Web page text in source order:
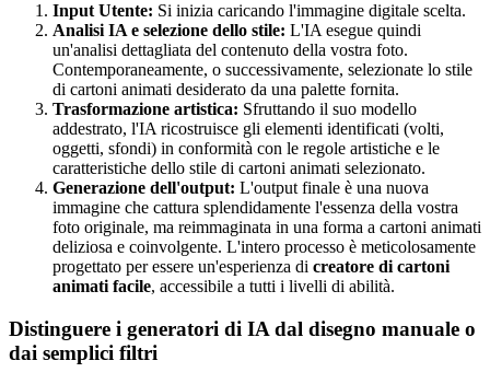
Input Utente: Si inizia caricando l'immagine digitale scelta.
Analisi IA e selezione dello stile: L'IA esegue quindi
un'analisi dettagliata del contenuto della vostra foto.
Contemporaneamente, o successivamente, selezionate lo stile
di cartoni animati desiderato da una palette fornita.
Trasformazione artistica: Sfruttando il suo modello
addestrato, l'IA ricostruisce gli elementi identificati (volti,
oggetti, sfondi) in conformità con le regole artistiche e le
caratteristiche dello stile di cartoni animati selezionato.
Generazione dell'output: L'output finale è una nuova
immagine che cattura splendidamente l'essenza della vostra
foto originale, ma reimmaginata in una forma a cartoni animati
deliziosa e coinvolgente. L'intero processo è meticolosamente
progettato per essere un'esperienza di creatore di cartoni
animati facile, accessibile a tutti i livelli di abilità.
Distinguere i generatori di IA dal disegno manuale o
dai semplici filtri